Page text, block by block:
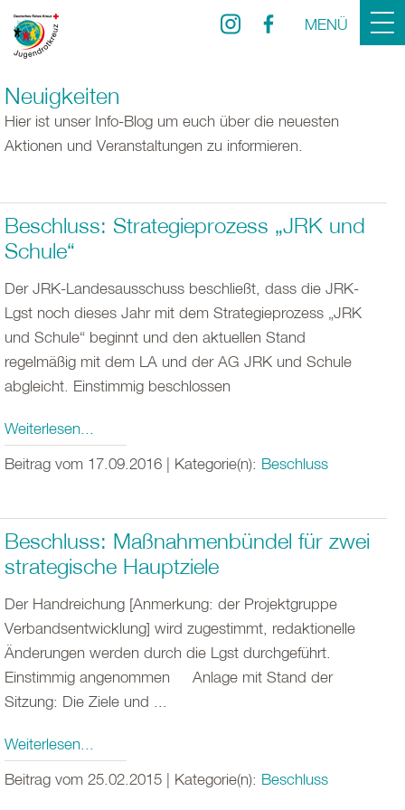
MENÜ
Neuigkeiten
Hier ist unser Info-Blog um euch über die neuesten
Aktionen und Veranstaltungen zu informieren.
Beschluss: Strategieprozess „JRK und
Schule“
Der JRK-Landesausschuss beschließt, dass die JRK-
Lgst noch dieses Jahr mit dem Strategieprozess „JRK
und Schule“ beginnt und den aktuellen Stand
regelmäßig mit dem LA und der AG JRK und Schule
abgleicht. Einstimmig beschlossen
Weiterlesen...
Beitrag vom 17.09.2016 | Kategorie(n): Beschluss
Beschluss: Maßnahmenbündel für zwei
strategische Hauptziele
Der Handreichung [Anmerkung: der Projektgruppe
Verbandsentwicklung] wird zugestimmt, redaktionelle
Änderungen werden durch die Lgst durchgeführt.
Einstimmig angenommen Anlage mit Stand der
Sitzung: Die Ziele und ...
Weiterlesen...
Beitrag vom 25.02.2015 | Kategorie(n): Beschluss